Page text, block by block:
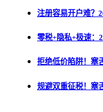
注册容易开户难？
零税+隐私+极速：
拒绝低价陷阱！塞
规避双重征税！塞